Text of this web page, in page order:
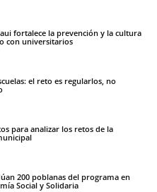
fortalece la prevención y la cultura
con universitarios
el reto es regularlos, no
para analizar los retos de la
200 poblanas del programa en
Social y Solidaria